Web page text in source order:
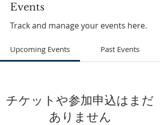
Events
Track and manage your events here.
Upcoming Events Past Events
チケットや参加申込はまだ
ありません